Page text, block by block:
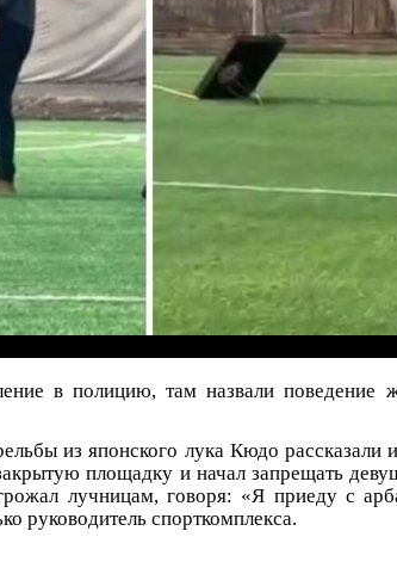
в полицию, там назвали поведение
из японского лука Кюдо
площадку и начал запрещать
лучницам, говоря: «Я приеду с
руководитель спорткомплекса.